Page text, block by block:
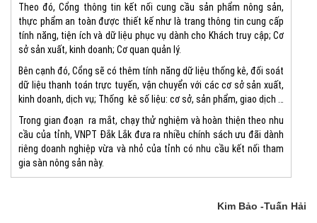
Theo đó, Cổng thông tin kết nối cung cầu sản phẩm nông sản,
thực phẩm an toàn được thiết kế như là trang thông tin cung cấp
tính năng, tiện ích và dữ liệu phục vụ dành cho Khách truy cập; Cơ
sở sản xuất, kinh doanh; Cơ quan quản lý.
Bên cạnh đó, Cổng sẽ có thêm tính năng dữ liệu thống kê, đối soát
dữ liệu thanh toán trực tuyến, vận chuyển với các cơ sở sản xuất,
kinh doanh, dịch vụ; Thống kê số liệu: cơ sở, sản phẩm, giao dịch …
Trong gian đoạn ra mắt, chạy thử nghiệm và hoàn thiện theo nhu
cầu của tỉnh, VNPT Đắk Lắk đưa ra nhiều chính sách ưu đãi dành
riêng doanh nghiệp vừa và nhỏ của tỉnh có nhu cầu kết nối tham
gia sàn nông sản này.
Kim Bảo -Tuấn Hải